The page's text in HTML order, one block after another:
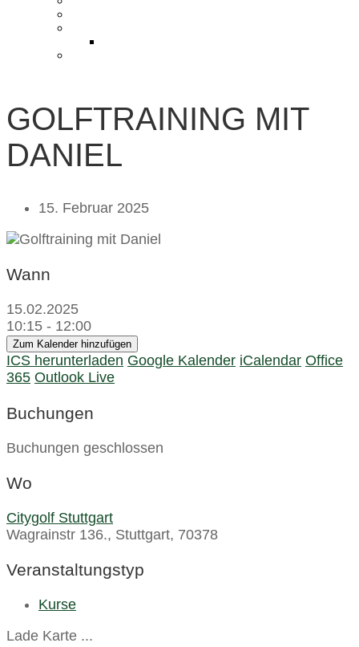
GOLFTRAINING MIT
DANIEL
15. Februar 2025
Wann
15.02.2025
10:15 - 12:00
Zum Kalender hinzufügen
ICS herunterladen Google Kalender iCalendar Office
365 Outlook Live
Buchungen
Buchungen geschlossen
Wo
Citygolf Stuttgart
Wagrainstr 136., Stuttgart, 70378
Veranstaltungstyp
Kurse
Lade Karte ...